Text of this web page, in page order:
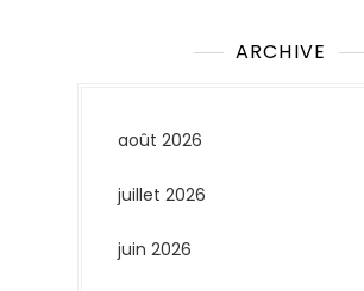
ARCHIVE
août 2026
juillet 2026
juin 2026